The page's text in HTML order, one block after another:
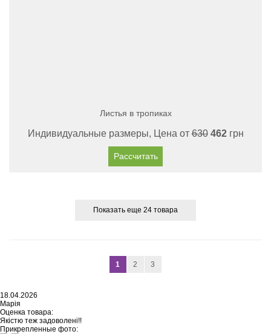
Листья в тропиках
Индивидуальные размеры, Цена от630 462грн
Рассчитать
Показать еще 24 товара
1 2 3
18.04.2026
Марія
Оценка товара:
Якістю теж задоволені!!
Прикрепленные фото: